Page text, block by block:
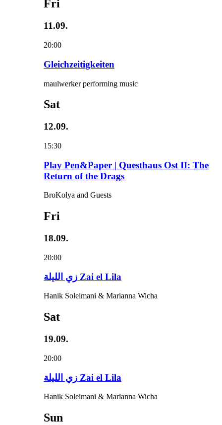
Fri
11.09.
20:00
Gleichzeitigkeiten
maulwerker performing music
Sat
12.09.
15:30
Play Pen&Paper | Questhaus Ost II: The
Return of the Drags
BroKolya and Guests
Fri
18.09.
20:00
زي‌ اللیلة Zai el Lila
Hanik Soleimani & Marianna Wicha
Sat
19.09.
20:00
زي‌ اللیلة Zai el Lila
Hanik Soleimani & Marianna Wicha
Sun